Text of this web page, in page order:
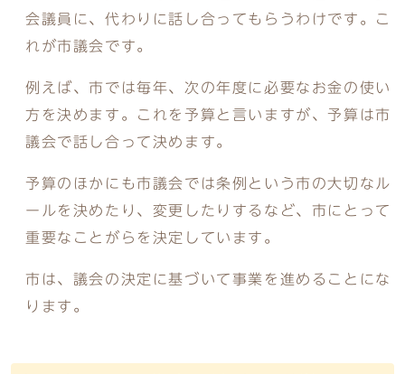
会議員に、代わりに話し合ってもらうわけです。こ
れが市議会です。
例えば、市では毎年、次の年度に必要なお金の使い
方を決めます。これを予算と言いますが、予算は市
議会で話し合って決めます。
予算のほかにも市議会では条例という市の大切なル
ールを決めたり、変更したりするなど、市にとって
重要なことがらを決定しています。
市は、議会の決定に基づいて事業を進めることにな
ります。